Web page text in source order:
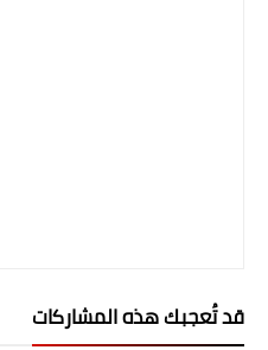
قد تُعجبك هذه المشاركات